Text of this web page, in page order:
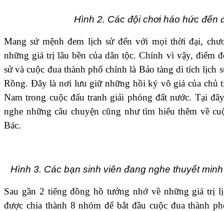
Hình 2. Các đội chơi háo hức đến
Mang sứ mệnh đem lịch sử đến với mọi thời đại,
những giá trị lâu bền của dân tộc. Chính vì vậy, điểm
sử và cuộc đua thành phố chính là Bảo tàng di tích lịch
Rồng. Đây là nơi lưu giữ những hồi ký vô giá của chủ
Nam trong cuộc đấu tranh giải phóng đất nước. Tại
nghe những câu chuyện cũng như tìm hiểu thêm về
Bác.
Hình 3. Các bạn sinh viên đang nghe thuyết
Sau gần 2 tiếng đồng hồ tưởng nhớ về những giá trị
được chia thành 8 nhóm để bắt đầu cuộc đua thành